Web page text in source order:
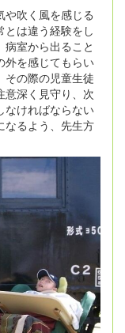
吹く風を感じる
とは違う経験をし
室から出ること
外を感じてもらい
その際の児童生徒
意深く見守り、次
なければならない
なるよう、先生方